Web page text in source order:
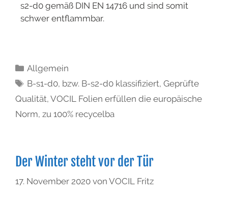
s2-d0 gemäß DIN EN 14716 und sind somit
schwer entflammbar.
Allgemein
B-s1-d0, bzw. B-s2-d0 klassifiziert,Geprüfte
Qualität, VOCIL Folien erfüllen die europäische
Norm, zu 100% recycelba
Der Winter steht vor der Tür
17. November 2020 von VOCIL Fritz